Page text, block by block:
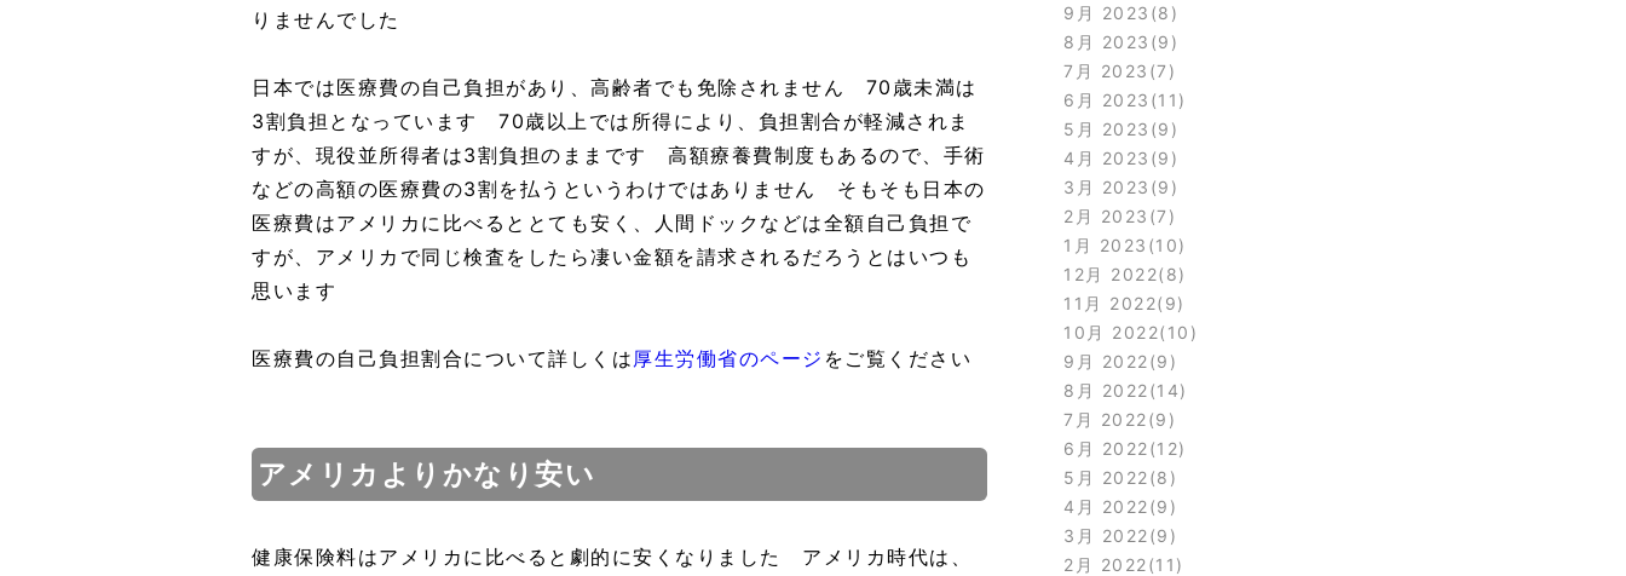
りませんでした
日本では医療費の自己負担があり、高齢者でも免除されません 70歳未満は
3割負担となっています 70歳以上では所得により、負担割合が軽減されま
すが、現役並所得者は3割負担のままです 高額療養費制度もあるので、手術
などの高額の医療費の3割を払うというわけではありません そもそも日本の
医療費はアメリカに比べるととても安く、人間ドックなどは全額自己負担で
すが、アメリカで同じ検査をしたら凄い金額を請求されるだろうとはいつも
思います
医療費の自己負担割合について詳しくは厚生労働省のページ をご覧ください
アメリカよりかなり安い
健康保険料はアメリカに比べると劇的に安くなりました アメリカ時代は、
9月 2023 8
8月 2023 9
7月 2023 7
6月 2023 11
5月 2023 9
4月 2023 9
3月 2023 9
2月 2023 7
1月 2023 10
12月 2022 8
11月 2022 9
10月 2022 10
9月 2022 9
8月 2022 14
7月 2022 9
6月 2022 12
5月 2022 8
4月 2022 9
3月 2022 9
2月 2022 11